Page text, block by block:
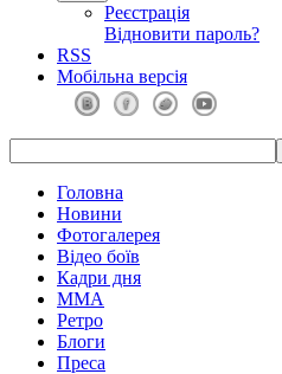
Реєстрація
Відновити пароль?
RSS
Мобільна версія
Головна
Новини
Фотогалерея
Відео боїв
Кадри дня
ММА
Ретро
Блоги
Преса